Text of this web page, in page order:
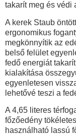
takarít meg és védi
A kerek Staub
ergonomikus
megkönnyítik az
belső felület
fedő energiát
kialakítása
egyenletesen
lehetővé teszi a
A 4,65 literes
főzőedény
használható lassú